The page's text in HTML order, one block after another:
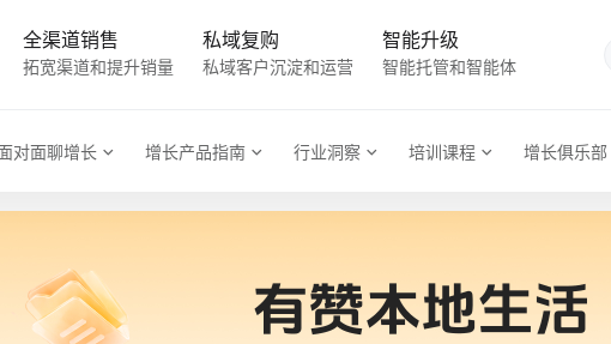
全渠道销售
拓宽渠道和提升销量
私域复购
私域客户沉淀和运营
智能升级
智能托管和智能体
对面聊增长 增长产品指南 行业洞察 培训课程 增长俱乐部